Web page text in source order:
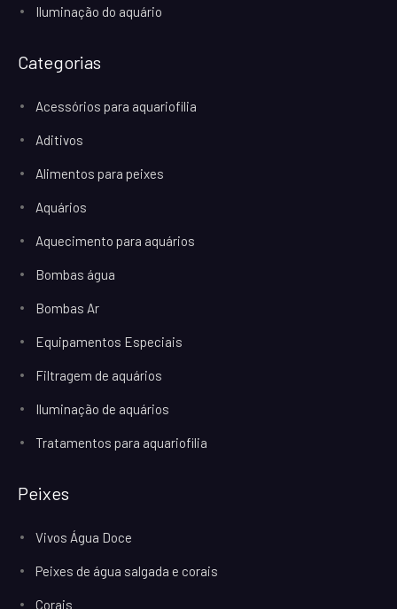
Iluminação do aquário
Categorias
Acessórios para aquariofilia
Aditivos
Alimentos para peixes
Aquários
Aquecimento para aquários
Bombas água
Bombas Ar
Equipamentos Especiais
Filtragem de aquários
Iluminação de aquários
Tratamentos para aquariofilia
Peixes
Vivos Água Doce
Peixes de água salgada e corais
Corais